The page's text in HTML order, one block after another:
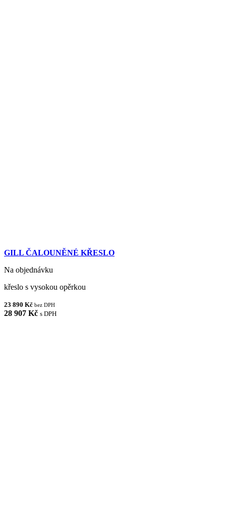
GILL ČALOUNĚNÉ KŘESLO
Na objednávku
křeslo s vysokou opěrkou
23 890 Kč bez DPH
28 907 Kč s DPH